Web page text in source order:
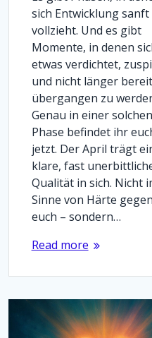
sich Entwicklung sanft
vollzieht. Und es gibt
Momente, in denen
etwas verdichtet,
und nicht länger
übergangen zu
Genau in einer solchen
Phase befindet ihr
jetzt. Der April trägt
klare, fast
Qualität in sich. Nicht
Sinne von Härte gegen
euch – sondern…
Read more